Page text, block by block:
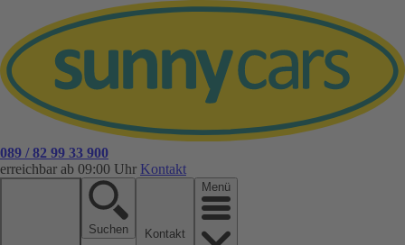
089 / 82 99 33 900
erreichbar ab 09:00 Uhr Kontakt
Suchen
Menü